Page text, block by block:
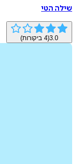
שילה הטי
3.0
(
4 ביקורות)